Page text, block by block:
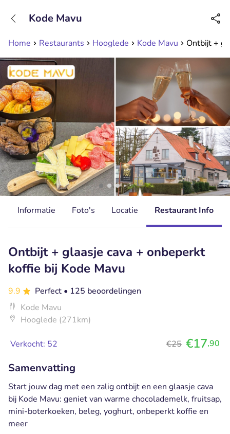
Bereikbaar tot 23:00 uur
Home Restaurants Hooglede Kode Mavu Ontbijt +
Kode Mavu
Informatie Foto's Locatie Restaurant Info
Ontbijt + glaasje cava + onbeperkt
koffie bij Kode Mavu
9.9 Perfect • 125 beoordelingen
Kode Mavu
Hooglede (271km)
Verkocht: 52 €25 €17,90
Samenvatting
Start jouw dag met een zalig ontbijt en een glaasje cava
bij Kode Mavu: geniet van warme chocolademelk, fruitsap,
mini-boterkoeken, beleg, yoghurt, onbeperkt koffie en
meer